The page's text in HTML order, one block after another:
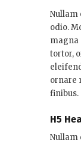
Nullam
odio.
magna
tortor,
ornare
finibus.
H5
Nullam